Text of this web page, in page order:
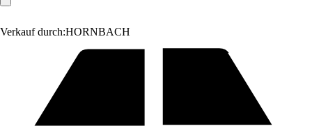
Verkauf durch:HORNBACH